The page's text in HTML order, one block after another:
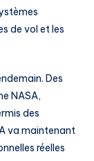
de vol et les
Des
NASA,
des
va maintenant
réelles